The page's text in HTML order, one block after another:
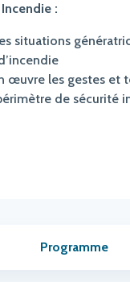
:
situations
œuvre les gestes et
de sécurité
Programme